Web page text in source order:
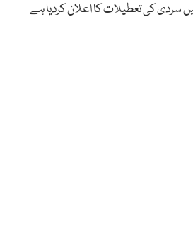
سردی کی تعطیلات کا اعلان کردیا ہے